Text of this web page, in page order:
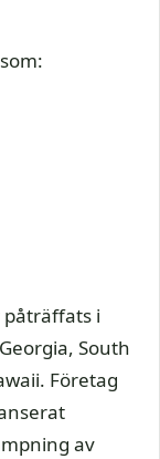
påträffats i
South
Företag
av